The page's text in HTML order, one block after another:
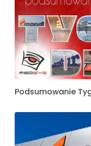
Podsumowanie